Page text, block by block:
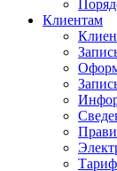
Клиентам